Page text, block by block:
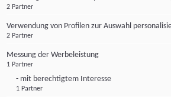
2 Partner
Verwendung von Profilen zur Auswahl
2 Partner
Messung der Werbeleistung
1 Partner
- mit berechtigtem Interesse
1 Partner